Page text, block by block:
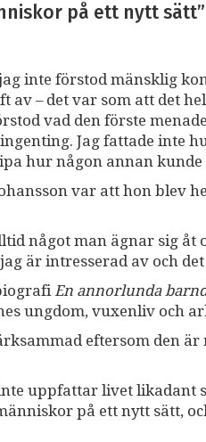
på ett nytt
inte förstod mänsklig
av – det var som att det
vad den förste
Jag fattade inte
hur någon annan kunde
var att hon blev
något man ägnar sig
är intresserad av och
En annorlunda
ungdom, vuxenliv och
eftersom den
uppfattar livet likadant
på ett nytt sätt,